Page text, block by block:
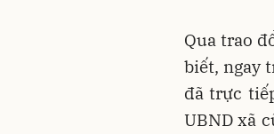
Qua trao
biết, ngay
đã trực
UBND xã